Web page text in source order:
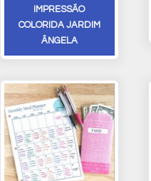
IMPRESSÃO
COLORIDA JARDIM
ÂNGELA